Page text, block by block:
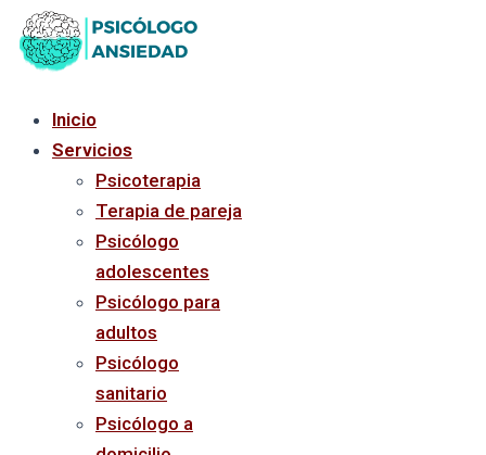
al
contenido
Inicio
Servicios
Psicoterapia
Terapia de pareja
Psicólogo
adolescentes
Psicólogo para
adultos
Psicólogo
sanitario
Psicólogo a